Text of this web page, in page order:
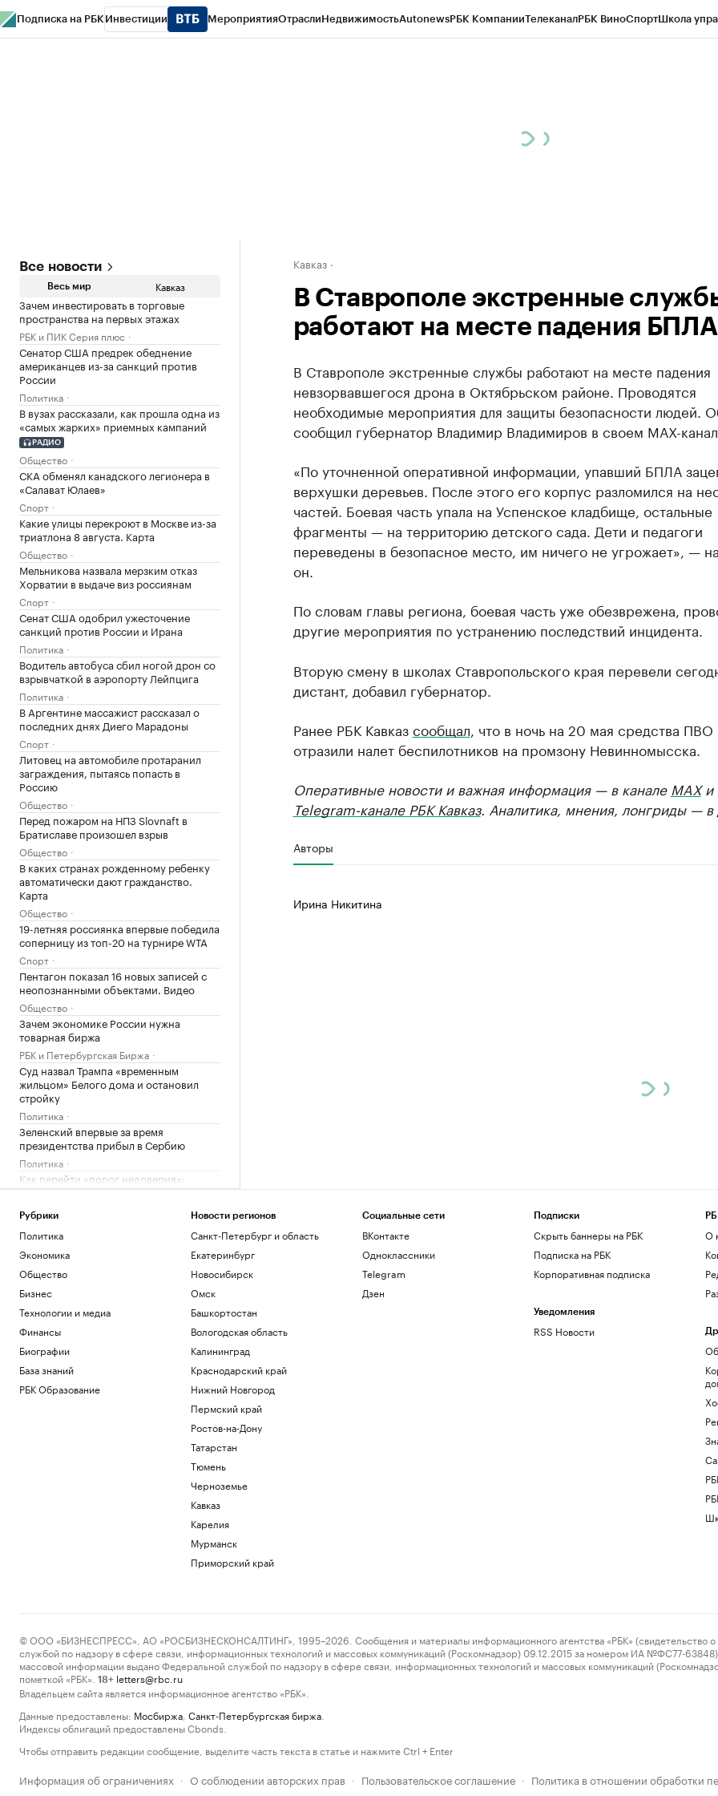
Подписка на РБК Инвестиции МероприятияОтраслиНедвижимостьAutonewsРБК КомпанииТелеканалРБК ВиноСпортШкола
Все новости
Весь мир Кавказ
Зачем инвестировать в торговые
пространства на первых этажах
РБК и ПИК Серия плюс
Сенатор США предрек обеднение
американцев из-за санкций против
России
Политика
В вузах рассказали, как прошла одна из
«самых жарких» приемных кампаний
РАДИО
Общество
СКА обменял канадского легионера в
«Салават Юлаев»
Спорт
Какие улицы перекроют в Москве из-за
триатлона 8 августа. Карта
Общество
Мельникова назвала мерзким отказ
Хорватии в выдаче виз россиянам
Спорт
Сенат США одобрил ужесточение
санкций против России и Ирана
Политика
Водитель автобуса сбил ногой дрон со
взрывчаткой в аэропорту Лейпцига
Политика
В Аргентине массажист рассказал о
последних днях Диего Марадоны
Спорт
Литовец на автомобиле протаранил
заграждения, пытаясь попасть в
Россию
Общество
Перед пожаром на НПЗ Slovnaft в
Братиславе произошел взрыв
Общество
В каких странах рожденному ребенку
автоматически дают гражданство.
Карта
Общество
19-летняя россиянка впервые победила
соперницу из топ-20 на турнире WTA
Спорт
Пентагон показал 16 новых записей с
неопознанными объектами. Видео
Общество
Зачем экономике России нужна
товарная биржа
РБК и Петербургская Биржа
Суд назвал Трампа «временным
жильцом» Белого дома и остановил
стройку
Политика
Зеленский впервые за время
президентства прибыл в Сербию
Политика
Как перейти «порог недоверия»:
Слащева и Wylsacom — о новых
Технологии и медиа
Посольство России назвало инцидент с
дроном в Лейпциге провокацией
Политика
Рубио рассказал, как США затягивают
«петлю» вокруг Кубы
Политика
Кавказ
В Ставрополе экстренные
работают на месте падения БПЛА
В Ставрополе экстренные службы работают на месте падения
невзорвавшегося дрона в Октябрьском районе. Проводятся
необходимые мероприятия для защиты безопасности людей.
сообщил губернатор Владимир Владимиров в своем МАХ-
«По уточненной оперативной информации, упавший БПЛА
верхушки деревьев. После этого его корпус разломился на
частей. Боевая часть упала на Успенское кладбище, остальные
фрагменты — на территорию детского сада. Дети и педагоги
переведены в безопасное место, им ничего не угрожает», —
он.
По словам главы региона, боевая часть уже обезврежена,
другие мероприятия по устранению последствий инцидента.
Вторую смену в школах Ставропольского края перевели
дистант, добавил губернатор.
Ранее РБК Кавказсообщал , что в ночь на 20 мая средства ПВО
отразили налет беспилотников на промзону Невинномысска.
Оперативные новости и важная информация — в канале MAXи
Telegram-канале РБК Кавказ. Аналитика, мнения, лонгриды — в
Авторы
Ирина Никитина
Рубрики
Политика
Экономика
Общество
Бизнес
Технологии и медиа
Финансы
Биографии
База знаний
РБК Образование
Новости регионов
Санкт-Петербург и область
Екатеринбург
Новосибирск
Омск
Башкортостан
Вологодская область
Калининград
Краснодарский край
Нижний Новгород
Пермский край
Ростов-на-Дону
Татарстан
Тюмень
Черноземье
Кавказ
Карелия
Мурманск
Приморский край
Социальные сети
ВКонтакте
Одноклассники
Telegram
Дзен
Подписки
Скрыть баннеры на РБК
Подписка на РБК
Корпоративная подписка
Уведомления
RSS Новости
О
© ООО «БИЗНЕСПРЕСС», АО «РОСБИЗНЕСКОНСАЛТИНГ», 1995–2026. Сообщения и материалы информационного агентства «РБК» (свидетельство о
службой по надзору в сфере связи, информационных технологий и массовых коммуникаций (Роскомнадзор) 09.12.2015 за номером ИА №ФС77-63848)
массовой информации выдано Федеральной службой по надзору в сфере связи, информационных технологий и массовых коммуникаций
пометкой «РБК».
18+ letters@rbc.ru
Владельцем сайта является информационное агентство «РБК».
Данные предоставлены: Мосбиржа Санкт-Петербургская биржа
Индексы облигаций предоставлены Cbonds.
Чтобы отправить редакции сообщение, выделите часть текста в статье и нажмите Ctrl + Enter
Информация об ограничениях · О соблюдении авторских прав · Пользовательское соглашение · Политика в отношении обработки